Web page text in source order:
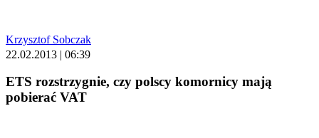
Krzysztof Sobczak
22.02.2013 | 06:39
ETS rozstrzygnie, czy polscy komornicy mają
pobierać VAT